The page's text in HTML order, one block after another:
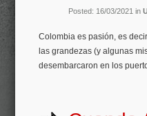
Posted: 16/03/2021 in
Colombia es pasión, es
las grandezas (y algunas
desembarcaron en los